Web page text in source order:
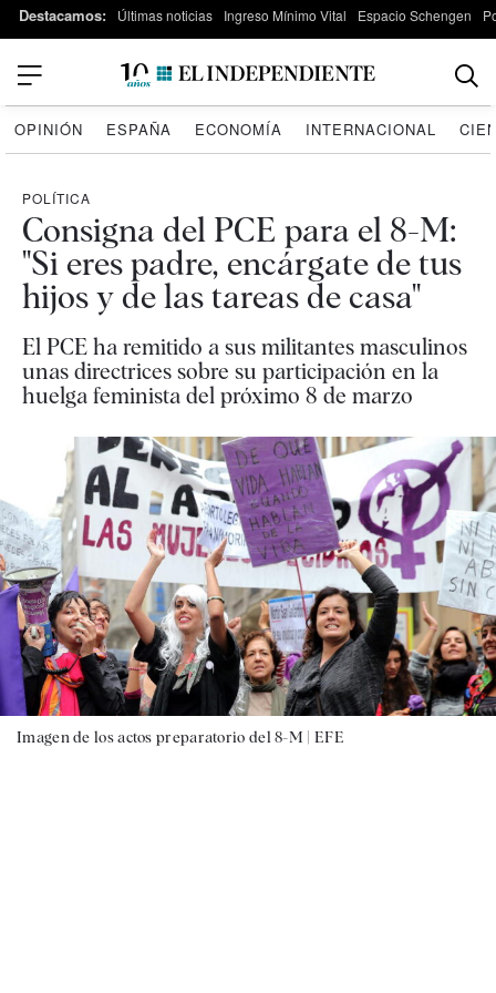
Destacamos: Últimas noticias Ingreso Mínimo Vital Espacio Schengen
OPINIÓN ESPAÑA ECONOMÍA INTERNACIONAL
POLÍTICA
Consigna del PCE para el 8-M:
"Si eres padre, encárgate de tus
hijos y de las tareas de casa"
El PCE ha remitido a sus militantes masculinos
unas directrices sobre su participación en la
huelga feminista del próximo 8 de marzo
Imagen de los actos preparatorio del 8-M | EFE